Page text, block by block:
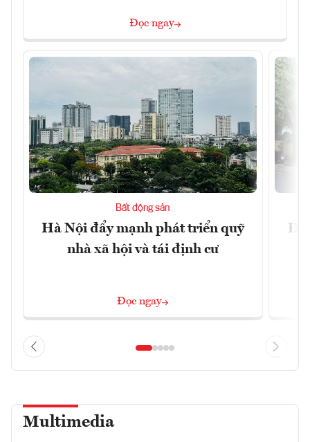
Đọc ngay
Bất động sản
Hà Nội đẩy mạnh phát triển quỹ
nhà xã hội và tái định cư
Đọc ngay
Đà
Multimedia